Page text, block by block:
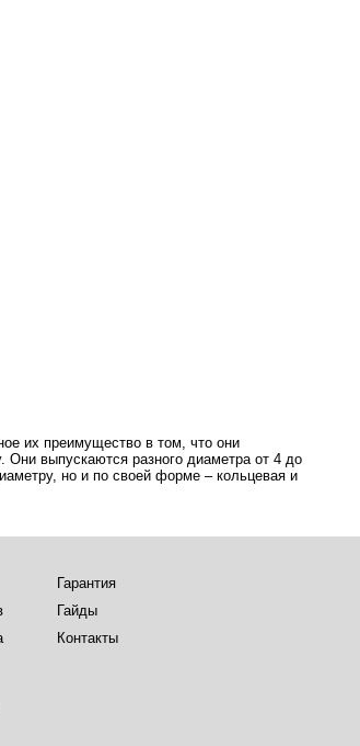
их преимущество в том, что они
Они выпускаются разного диаметра от 4 до
но и по своей форме – кольцевая и
Гарантия
Гайды
Контакты